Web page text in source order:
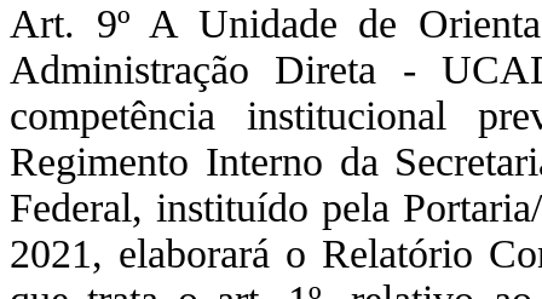
Art. 9º A Unidade de
Administração Direta -
competência institucional
Regimento Interno da
Federal, instituído pela
2021, elaborará o Relatório